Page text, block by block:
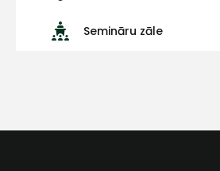
Semināru zāle